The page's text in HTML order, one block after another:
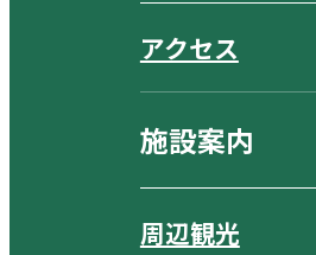
アクセス
施設案内
周辺観光